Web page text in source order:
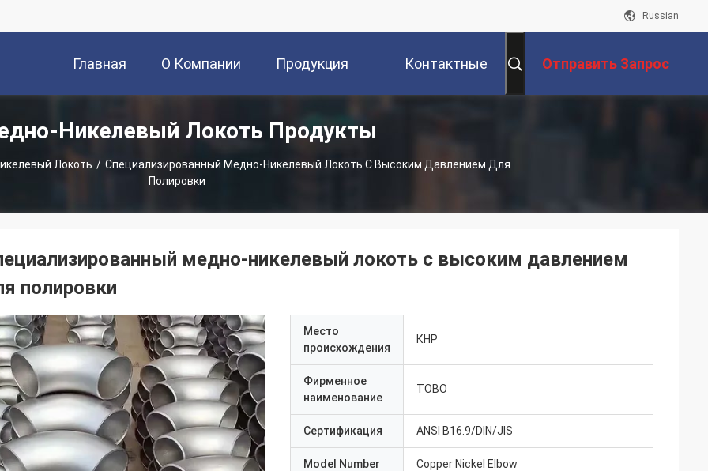
Russian
Главная
Страница
О Компании Продукция Контактные Отправить Запрос
Никелевый Локоть Продукты
Локоть / Специализированный Медно-Никелевый Локоть С Высоким Давлением Для
Полировки
медно-никелевый локоть с высоким давлением
полировки
Место
происхождения
КНР
Фирменное
наименование
TOBO
Сертификация ANSI B16.9/DIN/JIS
Model Number Copper Nickel Elbow